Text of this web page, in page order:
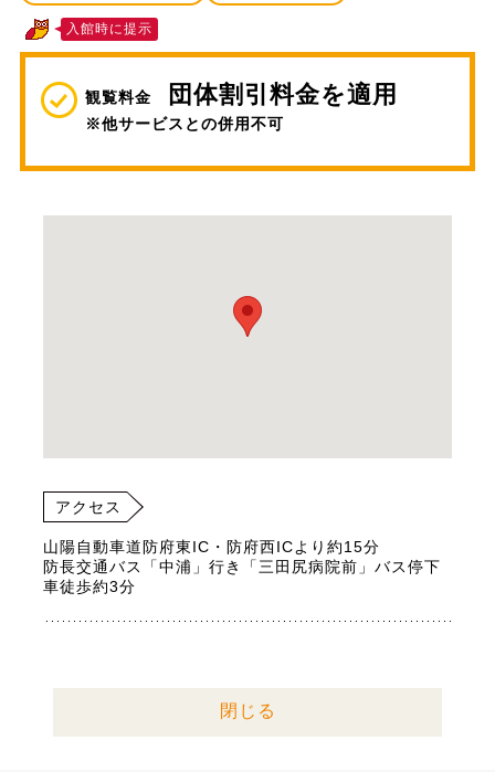
入館時に提示
観覧料金 団体割引料金を適用
※他サービスとの併用不可
アクセス
山陽自動車道防府東IC・防府西ICより約15分
防長交通バス「中浦」行き「三田尻病院前」バス停下
車徒歩約3分
閉じる